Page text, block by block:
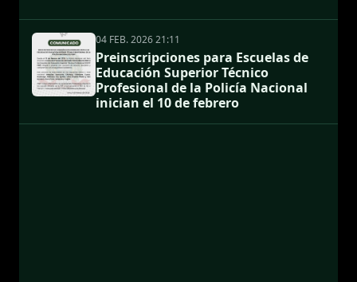
04 FEB. 2026 21:11
Preinscripciones para Escuelas de
Educación Superior Técnico
Profesional de la Policía Nacional
inician el 10 de febrero